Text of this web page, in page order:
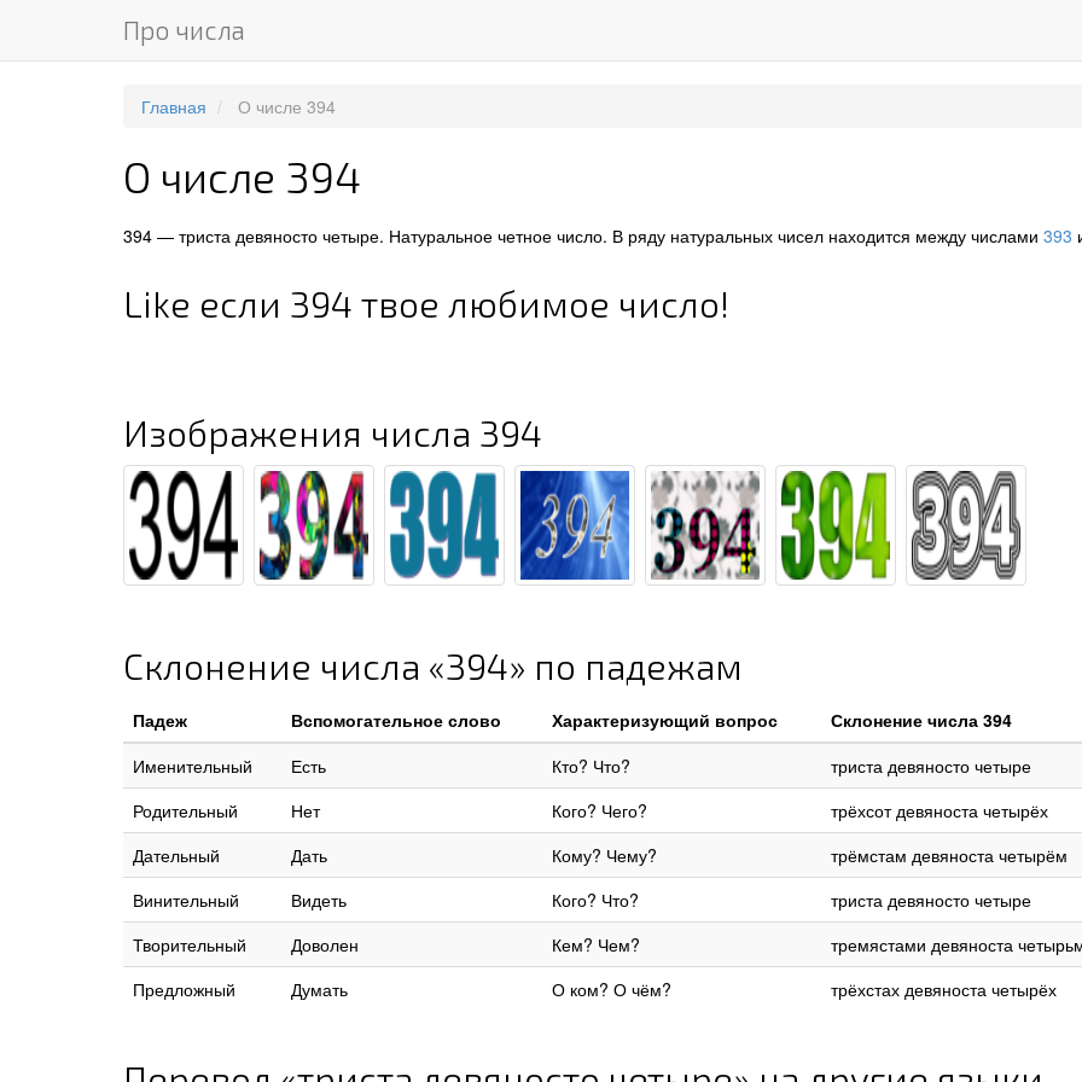
Про числа
Главная О числе 394
О числе 394
394 — триста девяносто четыре. Натуральное четное число. В ряду натуральных чисел находится между числами 393
Like если 394 твое любимое число!
Изображения числа 394
Склонение числа «394» по падежам
Падеж Вспомогательное слово Характеризующий вопрос
Склонение числа 394
Именительный
Есть Кто? Что?
триста девяносто четыре
Родительный
Нет Кого? Чего?
трёхсот девяноста четырёх
Дательный
Дать Кому? Чему?
трёмстам девяноста четырём
Винительный
Видеть Кого? Что?
триста девяносто четыре
Творительный
Доволен Кем? Чем?
тремястами девяноста
Предложный
Думать О ком? О чём? трёхстах девяноста четырёх